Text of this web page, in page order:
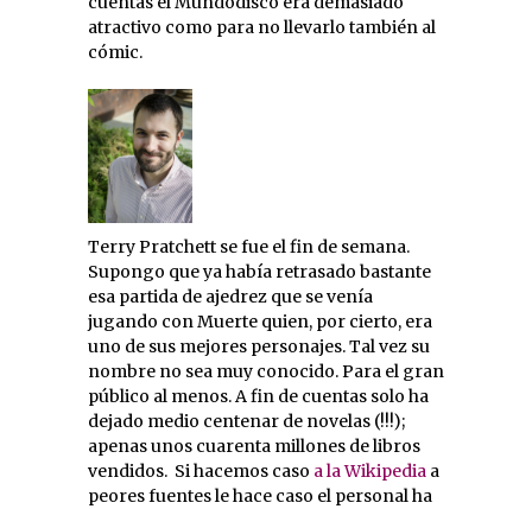
atractivo como para no llevarlo también al
cómic.
Terry Pratchett se fue el fin de semana.
Supongo que ya había retrasado bastante
esa partida de ajedrez que se venía
jugando con Muerte quien, por cierto, era
uno de sus mejores personajes. Tal vez su
nombre no sea muy conocido. Para el gran
público al menos. A fin de cuentas solo ha
dejado medio centenar de novelas (!!!);
apenas unos cuarenta millones de libros
vendidos. Si hacemos caso a la Wikipedia a
peores fuentes le hace caso el personal ha